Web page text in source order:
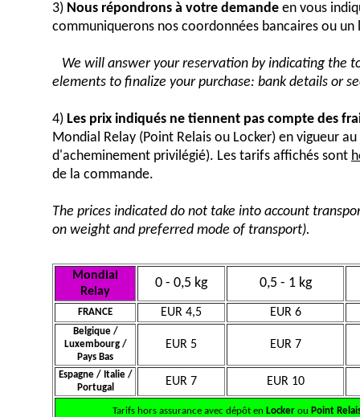
3) Nous répondrons à votre demande en vous
communiquerons nos coordonnées bancaires ou
We will answer your reservation by indicating the
elements to finalize your purchase: bank details or
4) Les prix indiqués ne tiennent pas compte des
Mondial Relay (Point Relais ou Locker) en vigueur
d'acheminement privilégié). Les tarifs affichés sont
de la commande.
The prices indicated do not take into account
on weight and preferred mode of transport).
Mondial
Relay
0 - 0,5 kg 0,5 - 1 kg
FRANCE EUR 4,5 EUR 6
Belgique /
Luxembourg /
Pays Bas
EUR 5 EUR 7
Espagne / Italie /
Portugal
EUR 7 EUR 10
Tarifs hors assurance avec dépôt en Lockerou Point